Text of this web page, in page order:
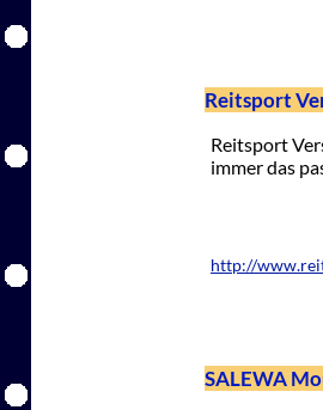
Reitsport
Reitsport
immer das
http://
SALEWA